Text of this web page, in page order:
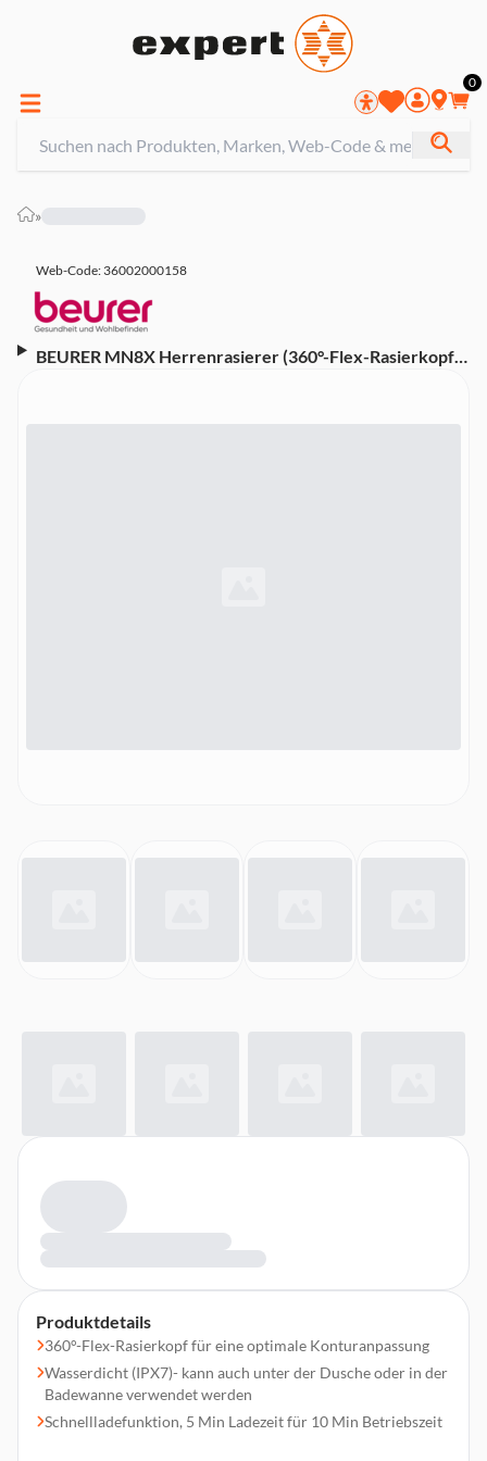
0
»
Web-Code: 36002000158
BEURER MN8X Herrenrasierer (360°-Flex-Rasierkopf,
Produktdetails
360°-Flex-Rasierkopf für eine optimale Konturanpassung
Wasserdicht (IPX7)- kann auch unter der Dusche oder in der
Badewanne verwendet werden
Schnellladefunktion, 5 Min Ladezeit für 10 Min Betriebszeit